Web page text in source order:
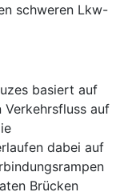
schweren Lkw-
basiert auf
Verkehrsfluss auf
dabei auf
Brücken